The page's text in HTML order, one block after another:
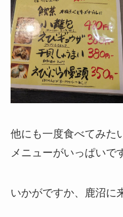
他にも一度食べてみた
メニューがいっぱいで
いかがですか、鹿沼に